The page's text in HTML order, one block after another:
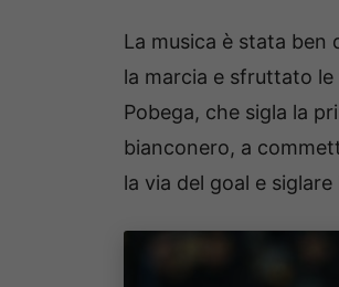
La musica è stata ben
la marcia e sfruttato le
Pobega, che sigla la
bianconero, a
la via del goal e